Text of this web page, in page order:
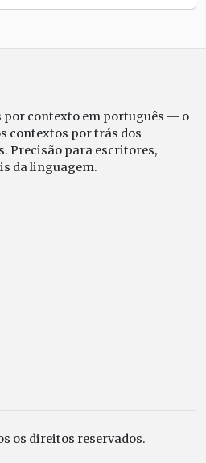
contexto em português — o
contextos por trás dos
Precisão para escritores,
da linguagem.
os direitos reservados.